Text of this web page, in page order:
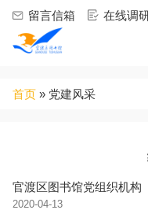
留言信箱 在线调
首页 » 党建风采
官渡区图书馆党组织机构
2020-04-13